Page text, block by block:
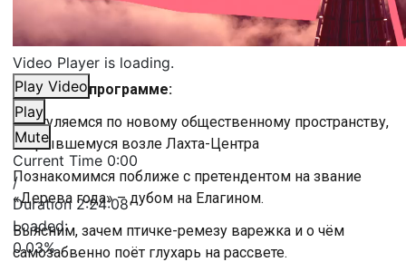
Video Player is loading.
Play Video
Play
Mute
Current Time 0:00
/
Duration 2:24:08
Loaded:
0.03%
Сегодня в программе:
Прогуляемся по новому общественному пространству,
открывшемуся возле Лахта-Центра
Познакомимся поближе с претендентом на звание
«Дерева года» – дубом на Елагином.
Выясним, зачем птичке-ремезу варежка и о чём
самозабвенно поёт глухарь на рассвете.